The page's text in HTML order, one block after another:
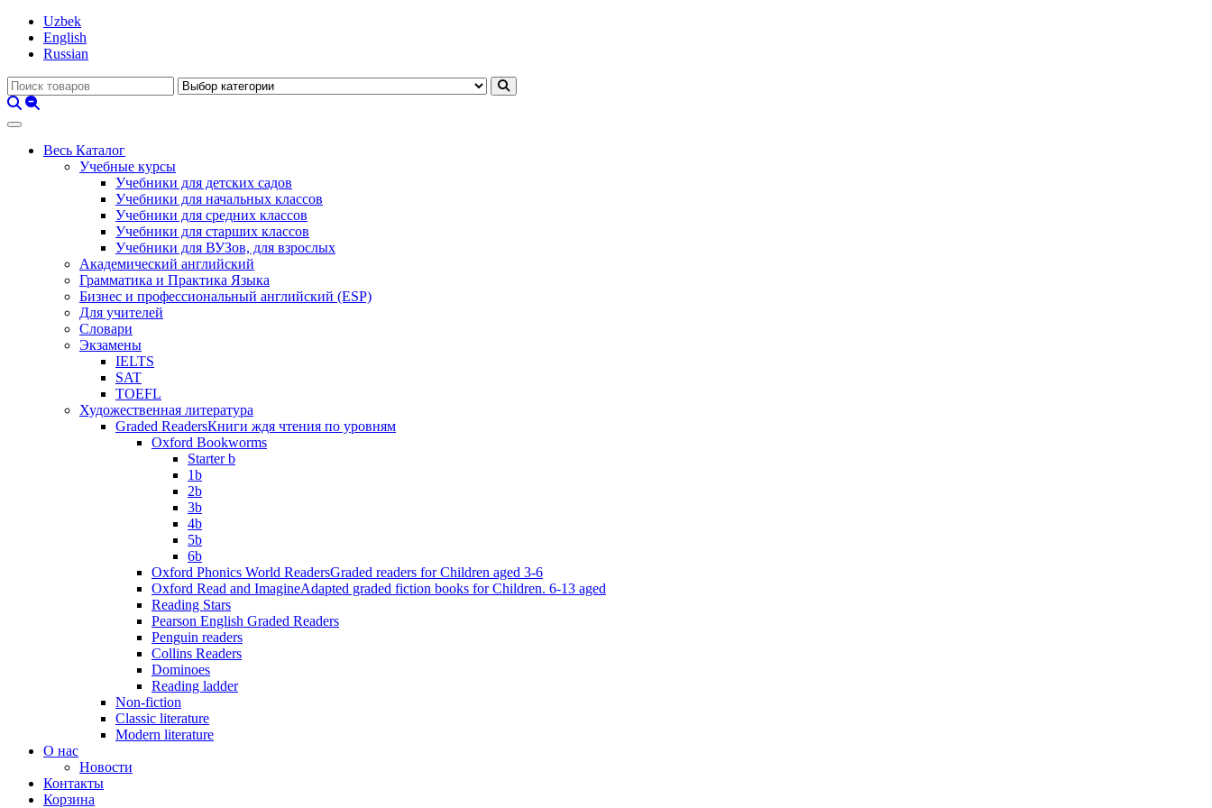
Uzbek
English
Russian
Весь Каталог
Учебные курсы
Учебники для детских садов
Учебники для начальных классов
Учебники для средних классов
Учебники для старших классов
Учебники для ВУЗов, для взрослых
Академический английский
Грамматика и Практика Языка
Бизнес и профессиональный английский (ESP)
Для учителей
Словари
Экзамены
IELTS
SAT
TOEFL
Художественная литература
Graded ReadersКниги ждя чтения по уровням
Oxford Bookworms
Starter b
1b
2b
3b
4b
5b
6b
Oxford Phonics World ReadersGraded readers for Children aged 3-6
Oxford Read and ImagineAdapted graded fiction books for Children. 6-13 aged
Reading Stars
Pearson English Graded Readers
Penguin readers
Collins Readers
Dominoes
Reading ladder
Non-fiction
Classic literature
Modern literature
О нас
Новости
Контакты
Корзина